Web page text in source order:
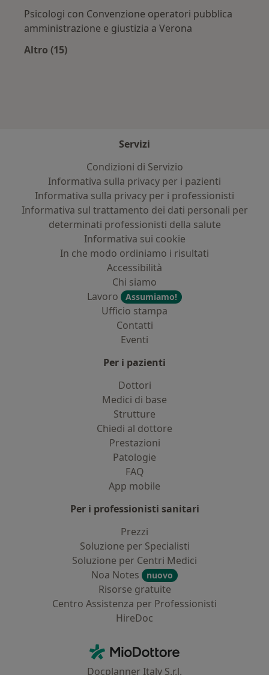
Psicologi con Convenzione operatori pubblica
amministrazione e giustizia a Verona
Altro (15)
Servizi
Condizioni di Servizio
Informativa sulla privacy per i pazienti
Informativa sulla privacy per i professionisti
Informativa sul trattamento dei dati personali per
determinati professionisti della salute
Informativa sui cookie
In che modo ordiniamo i risultati
Accessibilità
Chi siamo
Lavoro
Assumiamo!
Ufficio stampa
Contatti
Eventi
Per i pazienti
Dottori
Medici di base
Strutture
Chiedi al dottore
Prestazioni
Patologie
FAQ
App mobile
Per i professionisti sanitari
Prezzi
Soluzione per Specialisti
Soluzione per Centri Medici
Noa Notes
nuovo
Risorse gratuite
Centro Assistenza per Professionisti
HireDoc
MioDottore - Homepage
Docplanner Italy S.r.l.